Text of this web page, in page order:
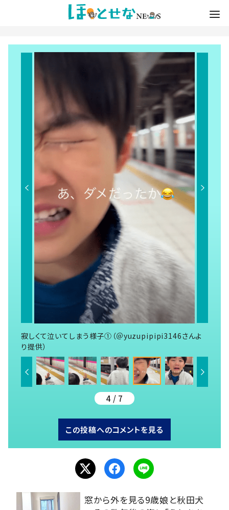
寂しくて泣いてしまう様子①（＠yuzupipipi3146さんよ
り提供）
4 / 7
この投稿へのコメントを見る
窓から外を見る9歳娘と秋田犬